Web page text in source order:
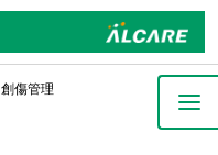
創傷管理